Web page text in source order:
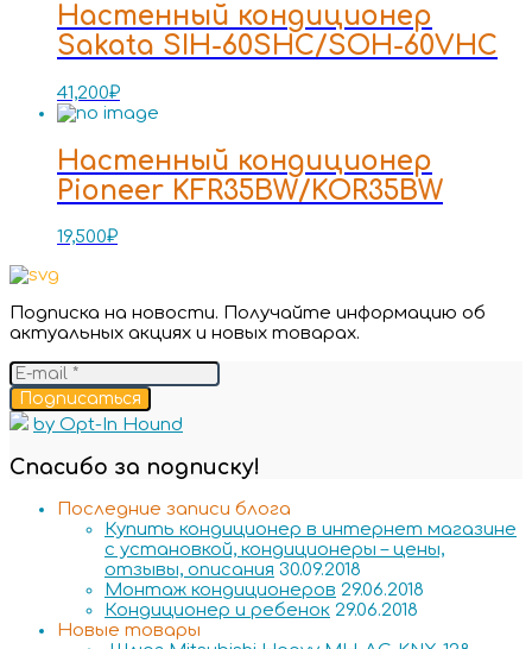
Настенный кондиционер
Sakata SIH-60SHC/SOH-60VHC
41,200₽
Настенный кондиционер
Pioneer KFR35BW/KOR35BW
19,500₽
Подписка на новости. Получайте информацию об
актуальных акциях и новых товарах.
Подписаться
by Opt-In Hound
Спасибо за подписку!
Последние записи блога
Купить кондиционер в интернет магазине
с установкой, кондиционеры – цены,
отзывы, описания 30.09.2018
Монтаж кондиционеров 29.06.2018
Кондиционер и ребенок 29.06.2018
Новые товары